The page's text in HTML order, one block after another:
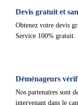
Devis gratuit et
Obtenez votre devis
Service 100% gratuit.
Déménageurs
Nos partenaires sont
intervenant dans le